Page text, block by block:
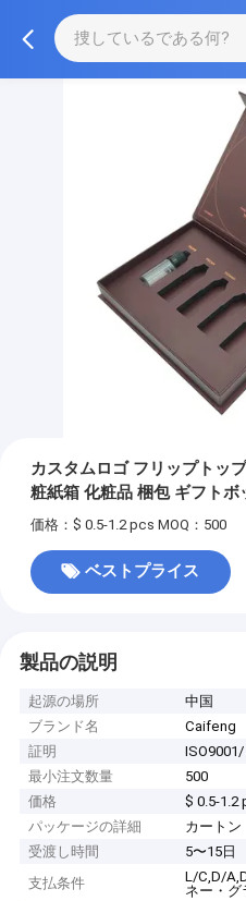
カスタムロゴ フリップトッ
粧紙箱 化粧品 梱包 ギフトボ
価格：$ 0.5-1.2 pcs MOQ：500
ベストプライス
製品の説明
起源の場所
中国
ブランド名
Caifeng
証明
ISO9001/
最小注文数量
500
価格
$ 0.5-1.2
パッケージの詳細
カートン
受渡し時間
5〜15日
支払条件
L/C,D/
ネー・グ